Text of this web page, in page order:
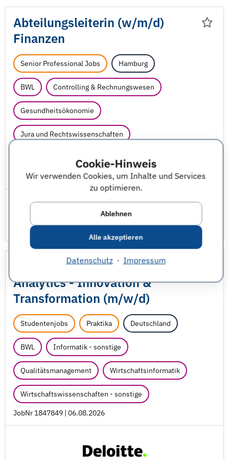
Cookie-Hinweis
Wir verwenden Cookies, um Inhalte und Services
zu optimieren.
Ablehnen
Alle akzeptieren
Datenschutz· Impressum
Abteilungsleiterin (w/m/d)
Finanzen
Senior Professional Jobs Hamburg
BWL Controlling & Rechnungswesen
Gesundheitsökonomie
Jura und Rechtswissenschaften
Wirtschaftswissenschaften - sonstige
JobNr 1845564 | 06.08.2026
Praktikant /Werkstudent Data
Analytics - Innovation &
Transformation (m/w/d)
Studentenjobs Praktika Deutschland
BWL Informatik - sonstige
Qualitätsmanagement Wirtschaftsinformatik
Wirtschaftswissenschaften - sonstige
JobNr 1847849 | 06.08.2026